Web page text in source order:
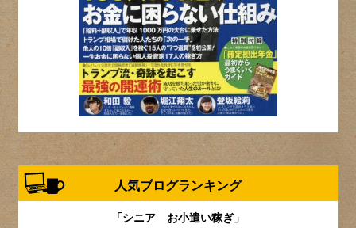
人気ブログランキング
「シニア お小遣い稼ぎ」